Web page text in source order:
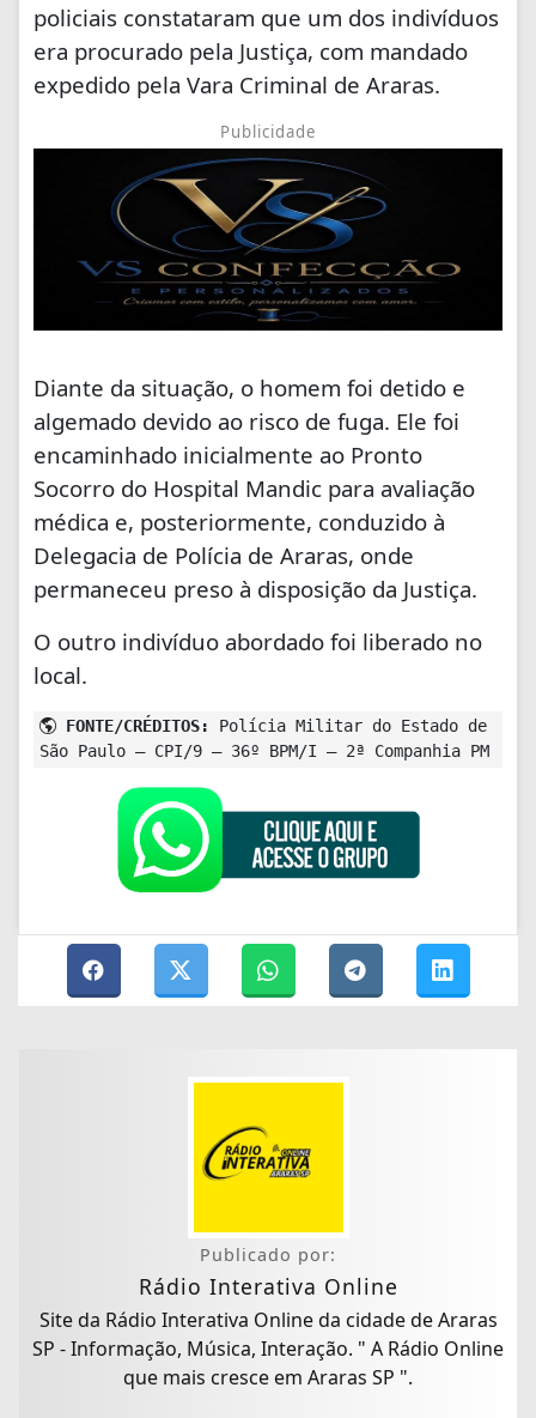
policiais constataram que um dos indivíduos
era procurado pela Justiça, com mandado
expedido pela Vara Criminal de Araras.
Publicidade
Diante da situação, o homem foi detido e
algemado devido ao risco de fuga. Ele foi
encaminhado inicialmente ao Pronto
Socorro do Hospital Mandic para avaliação
médica e, posteriormente, conduzido à
Delegacia de Polícia de Araras, onde
permaneceu preso à disposição da Justiça.
O outro indivíduo abordado foi liberado no
local.
FONTE/CRÉDITOS:
Polícia Militar do Estado de
São Paulo – CPI/9 – 36º BPM/I – 2ª Companhia PM
Publicado por:
Rádio Interativa Online
Site da Rádio Interativa Online da cidade de Araras
SP - Informação, Música, Interação. " A Rádio Online
que mais cresce em Araras SP ".